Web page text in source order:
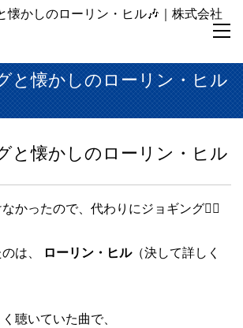
と懐かしのローリン・ヒル
と懐かしのローリン・ヒル
かったので、代わりにジョギング🏃‍♀️
は、 ローリン・ヒル（決して詳しく
聴いていた曲で、